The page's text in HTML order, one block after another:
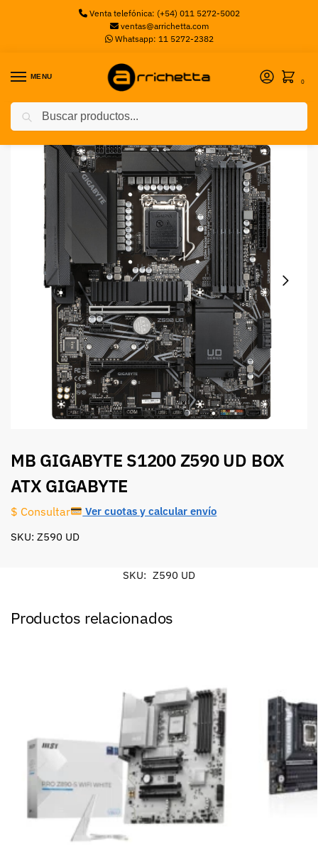
Venta telefónica: (+54) 011 5272-5002
ventas@arrichetta.com
Whatsapp: 11 5272-2382
MENU
0
Inicio Motherboards Intel / MB GIGABYTE S1200 Z590 UD BOX ATX GIGABYTE
MB GIGABYTE S1200 Z590 UD BOX
ATX GIGABYTE
$ Consultar Ver cuotas y calcular envío
SKU: Z590 UD
SKU: Z590 UD
Productos relacionados